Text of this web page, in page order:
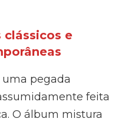
e
pegada
feita
O álbum mistura